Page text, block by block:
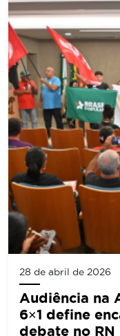
28 de abril de 2026
Audiência na
6×1 define
debate no RN